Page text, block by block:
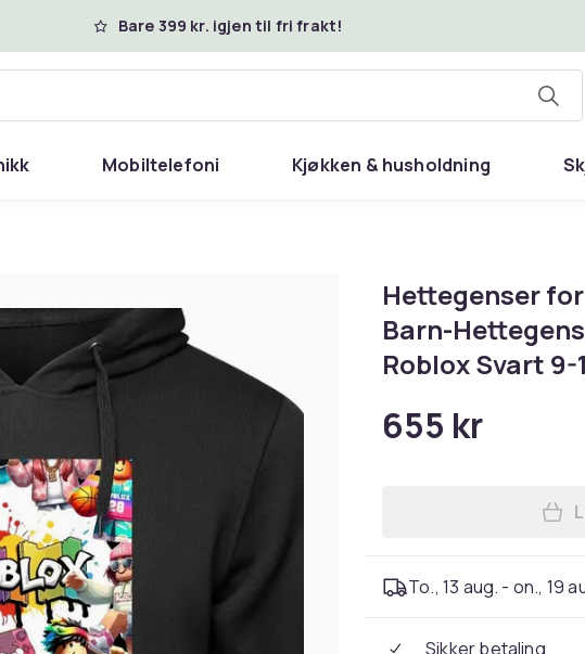
Bare 399 kr. igjen til fri frakt!
Mobiltelefoni Kjøkken & husholdning
Hettegenser
Barn-
Roblox Svart 9-
655 kr
To., 13 aug. - on., 19
Sikker betaling